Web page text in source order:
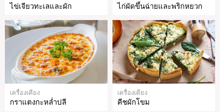
ไข่เจียวทะเลและผัก ไก่ผัดขึ้นฉ่ายและพริกหยวก
เครื่องเคียง
กราแตงกะหล่ำปลี
เครื่องเคียง
คีชผักโขม